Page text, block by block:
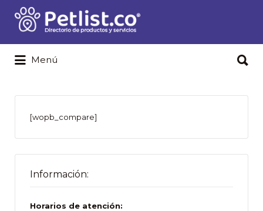
Buscar
por:
Menú
por:
[wopb_compare]
Información:
Horarios de atención: